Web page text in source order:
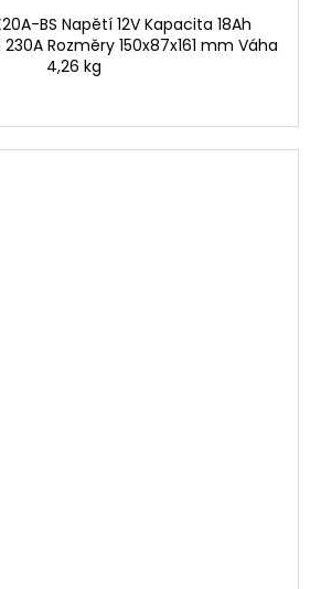
BS Napětí 12V Kapacita 18Ah
Rozměry 150x87x161 mm Váha
4,26 kg